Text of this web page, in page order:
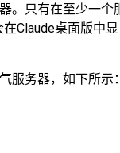
。只有在至少一个
Claude桌面版中显
服务器，如下所示